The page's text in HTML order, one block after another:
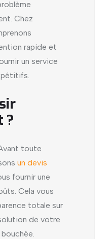
Chez
rapide et
un service
?
toute
un devis
fournir une
Cela vous
totale sur
de votre